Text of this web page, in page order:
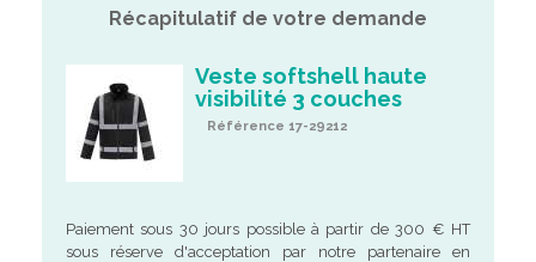
Récapitulatif de votre demande
Veste softshell haute
visibilité 3 couches
Référence 17-29212
Paiement sous 30 jours possible à partir de 300 € HT
sous réserve d'acceptation par notre partenaire en